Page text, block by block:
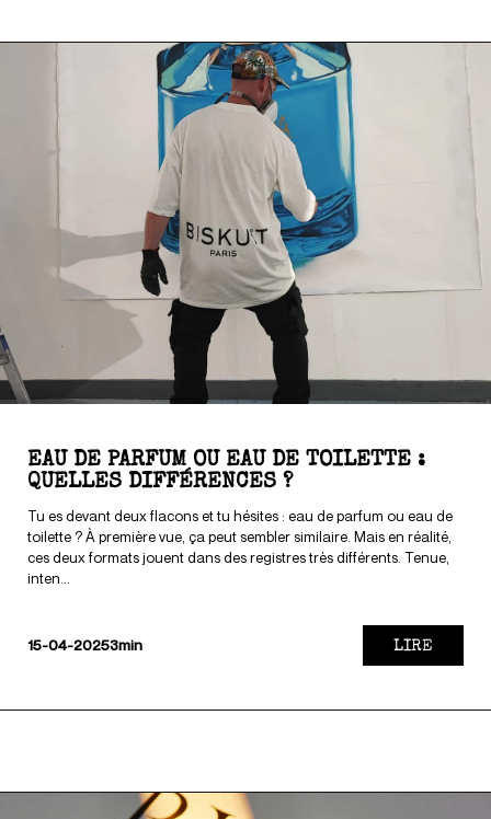
EAU DE PARFUM OU EAU DE TOILETTE :
QUELLES DIFFÉRENCES ?
Tu es devant deux flacons et tu hésites : eau de parfum ou eau de
toilette ? À première vue, ça peut sembler similaire. Mais en réalité,
ces deux formats jouent dans des registres très différents. Tenue,
inten...
15-04-20253min LIRE